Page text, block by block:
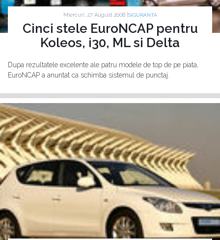
Miercuri, 27 August 2008 | SIGURANTA
Cinci stele EuroNCAP pentru
Koleos, i30, ML si Delta
Dupa rezultatele excelente ale patru modele de top de pe piata,
EuroNCAP a anuntat ca schimba sistemul de punctaj.